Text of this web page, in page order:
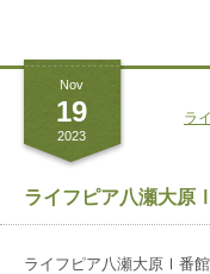
Nov
19
2023
ライフピア八瀬大原
ラ
ライフピア八瀬大原Ⅰ番